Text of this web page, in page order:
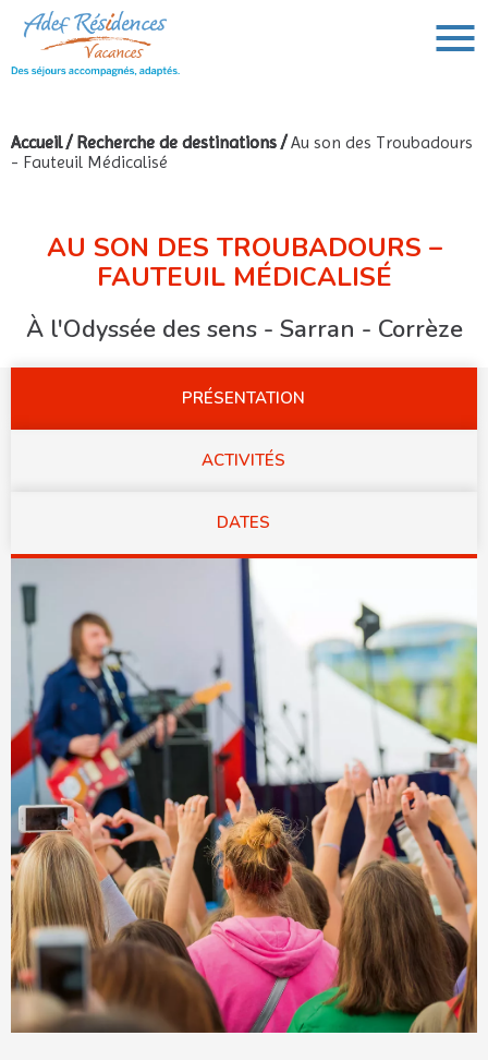
Accueil/Recherche de destinations /Au son des Troubadours
- Fauteuil Médicalisé
AU SON DES TROUBADOURS –
FAUTEUIL MÉDICALISÉ
À l'Odyssée des sens - Sarran - Corrèze
PRÉSENTATION
ACTIVITÉS
DATES
VOUS AVEZ UN PROJET DE VOYAGE,